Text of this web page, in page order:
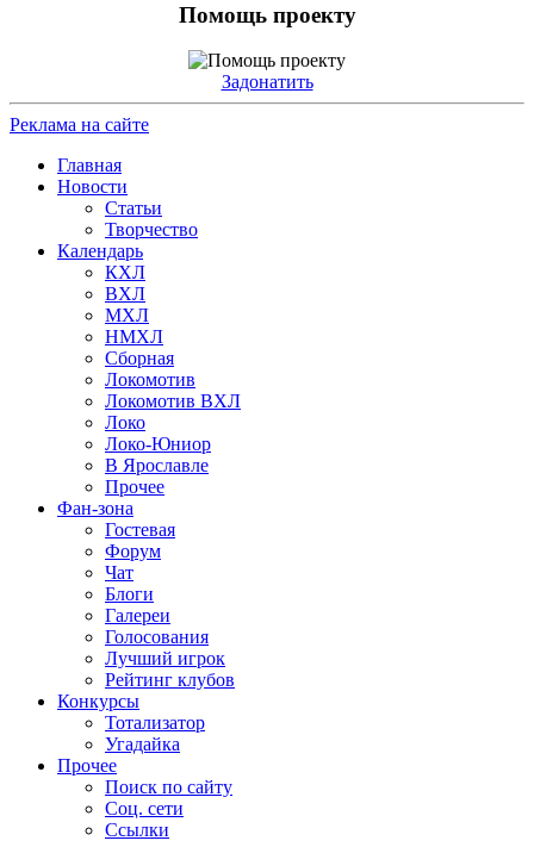
Помощь проекту
Задонатить
Реклама на сайте
Главная
Новости
Статьи
Творчество
Календарь
КХЛ
ВХЛ
МХЛ
НМХЛ
Сборная
Локомотив
Локомотив ВХЛ
Локо
Локо-Юниор
В Ярославле
Прочее
Фан-зона
Гостевая
Форум
Чат
Блоги
Галереи
Голосования
Лучший игрок
Рейтинг клубов
Конкурсы
Тотализатор
Угадайка
Прочее
Поиск по сайту
Соц. сети
Ссылки